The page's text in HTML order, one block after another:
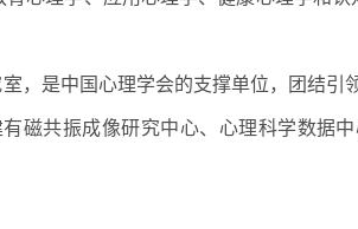
，是中国心理学会的支撑单位，团结引
磁共振成像研究中心、心理科学数据